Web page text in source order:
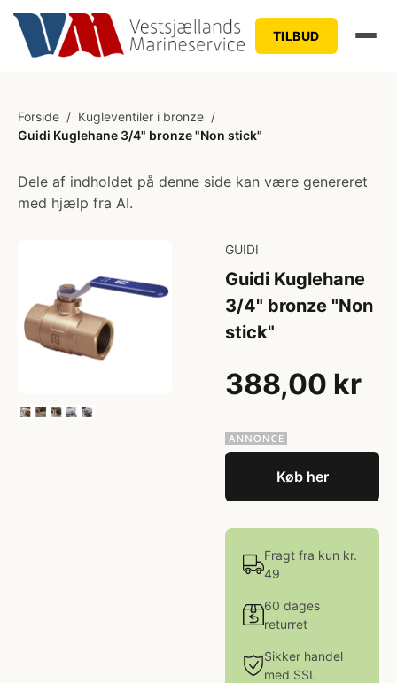
TILBUD
Forside / Kugleventiler i bronze /
Guidi Kuglehane 3/4" bronze "Non stick"
Dele af indholdet på denne side kan være genereret
med hjælp fra AI.
GUIDI
Guidi Kuglehane
3/4" bronze "Non
stick"
388,00 kr
Køb her
Fragt fra kun kr.
49
60 dages
returret
Sikker handel
med SSL